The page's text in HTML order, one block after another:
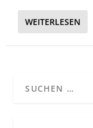
WEITERLESEN